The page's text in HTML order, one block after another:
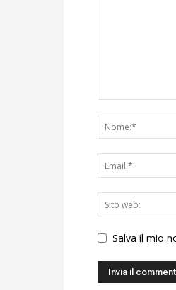
Salva il mio